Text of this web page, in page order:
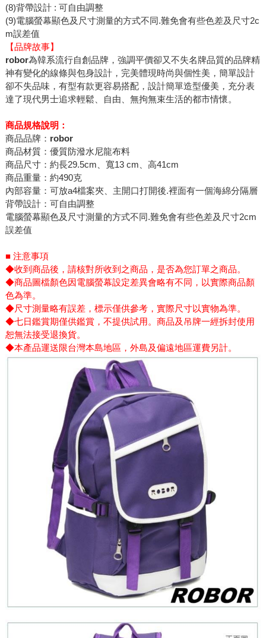
(8)背帶設計 : 可自由調整
(9)電腦螢幕顯色及尺寸測量的方式不同.難免會有些色差及尺寸2c
m誤差值
【品牌故事】
robor為韓系流行自創品牌，強調平價卻又不失名牌品質的品牌精
神有變化的線條與包身設計，完美體現時尚與個性美，簡單設計
卻不失品味，有型有款更容易搭配，設計簡單造型優美，充分表
達了現代男士追求輕鬆、自由、無拘無束生活的都市情懷。
商品規格說明：
商品品牌： robor
商品材質：優質防潑水尼龍布料
商品尺寸：約長29.5cm、寬13 cm、高41cm
商品重量：約490克
內部容量：可放a4檔案夾、主開口打開後.裡面有一個海綿分隔層
背帶設計：可自由調整
電腦螢幕顯色及尺寸測量的方式不同.難免會有些色差及尺寸2cm
誤差值
■ 注意事項
◆收到商品後，請核對所收到之商品，是否為您訂單之商品。
◆商品圖檔顏色因電腦螢幕設定差異會略有不同，以實際商品顏
色為準。
◆尺寸測量略有誤差，標示僅供參考，實際尺寸以實物為準。
◆七日鑑賞期僅供鑑賞，不提供試用。商品及吊牌一經拆封使用
恕無法接受退換貨。
◆本產品運送限台灣本島地區，外島及偏遠地區運費另計。